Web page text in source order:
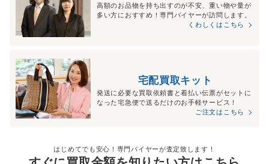
高額のお品物を持ち出すのが不安、重い物や量が
多い方におすすめ！専門バイヤーが訪問します。
くわしくはこちら
宅配買取キット
発送に必要な買取依頼書と着払い伝票がセットに
なった宅急便で送るだけのお手軽サービス！
ご注文はこちら
はじめてでも安心！専門バイヤーが査定致します！